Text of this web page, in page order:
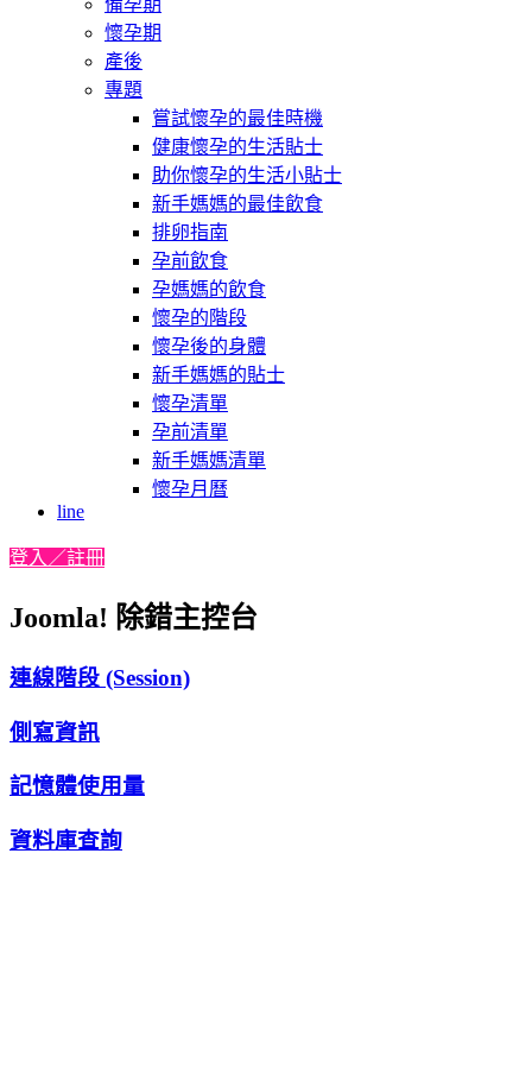
備孕期
懷孕期
產後
專題
嘗試懷孕的最佳時機
健康懷孕的生活貼士
助你懷孕的生活小貼士
新手媽媽的最佳飲食
排卵指南
孕前飲食
孕媽媽的飲食
懷孕的階段
懷孕後的身體
新手媽媽的貼士
懷孕清單
孕前清單
新手媽媽清單
懷孕月曆
line
登入／註冊
Joomla! 除錯主控台
連線階段 (Session)
側寫資訊
記憶體使用量
資料庫查詢